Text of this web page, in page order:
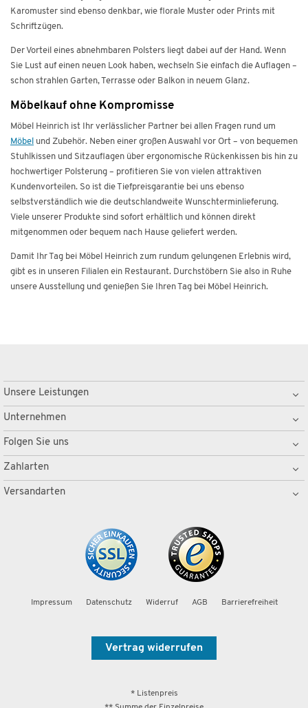
Karomuster sind ebenso denkbar, wie florale Muster oder Prints mit
Schriftzügen.
Der Vorteil eines abnehmbaren Polsters liegt dabei auf der Hand. Wenn
Sie Lust auf einen neuen Look haben, wechseln Sie einfach die Auflagen –
schon strahlen Garten, Terrasse oder Balkon in neuem Glanz.
Möbelkauf ohne Kompromisse
Möbel Heinrich ist Ihr verlässlicher Partner bei allen Fragen rund um
Möbel und Zubehör. Neben einer großen Auswahl vor Ort – von bequemen
Stuhlkissen und Sitzauflagen über ergonomische Rückenkissen bis hin zu
hochwertiger Polsterung – profitieren Sie von vielen attraktiven
Kundenvorteilen. So ist die Tiefpreisgarantie bei uns ebenso
selbstverständlich wie die deutschlandweite Wunschterminlieferung.
Viele unserer Produkte sind sofort erhältlich und können direkt
mitgenommen oder bequem nach Hause geliefert werden.
Damit Ihr Tag bei Möbel Heinrich zum rundum gelungenen Erlebnis wird,
gibt es in unseren Filialen ein Restaurant. Durchstöbern Sie also in Ruhe
unsere Ausstellung und genießen Sie Ihren Tag bei Möbel Heinrich.
Unsere Leistungen
Unternehmen
Folgen Sie uns
Zahlarten
Versandarten
Impressum Datenschutz Widerruf AGB Barrierefreiheit
Vertrag widerrufen
* Listenpreis